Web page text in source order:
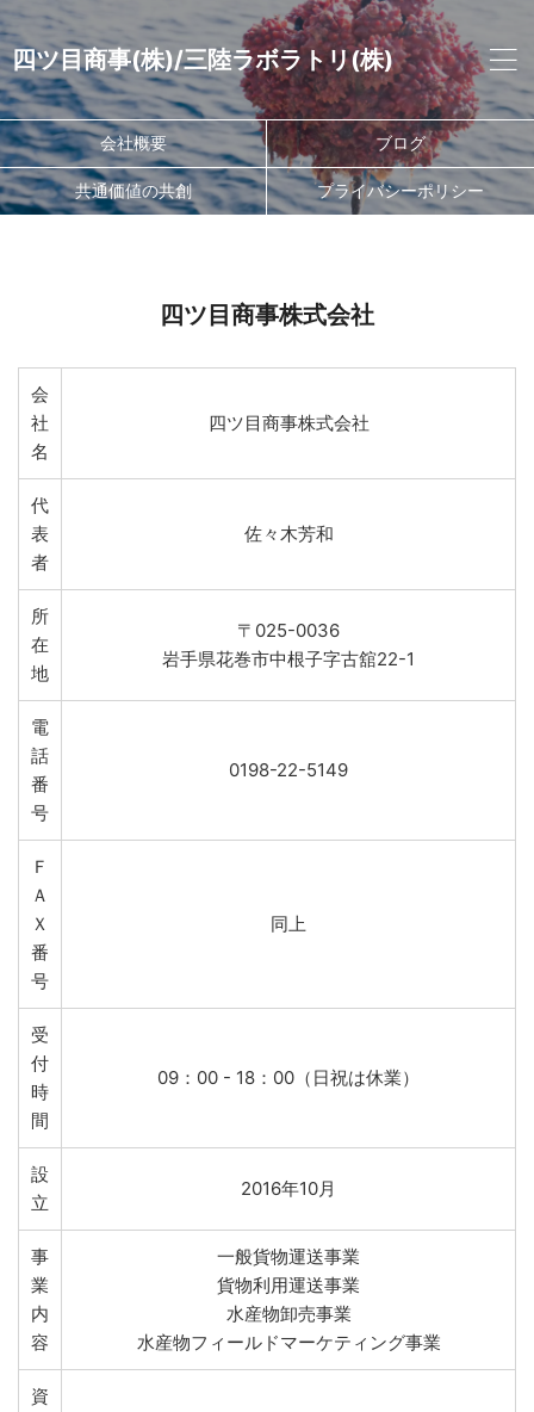
四ツ目商事(株)/三陸ラボラトリ(株)
会社概要 ブログ
共通価値の共創 プライバシーポリシー
四ツ目商事株式会社
会
社
名
四ツ目商事株式会社
代
表
者
佐々木芳和
所
在
地
〒025-0036
岩手県花巻市中根子字古舘22-1
電
話
番
号
0198-22-5149
Ｆ
Ａ
Ｘ
番
号
同上
受
付
時
間
09：00 - 18：00（日祝は休業）
設
立
2016年10月
事
業
内
容
一般貨物運送事業
貨物利用運送事業
水産物卸売事業
水産物フィールドマーケティング事業
資